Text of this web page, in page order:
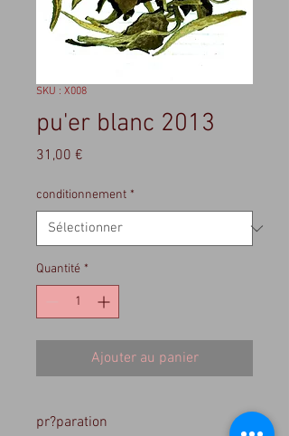
SKU : X008
pu'er blanc 2013
31,00 €
conditionnement *
Quantité *
Ajouter au panier
pr?paration